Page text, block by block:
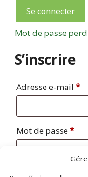
Se connecter
Mot de passe
S’inscrire
Adresse e-mail *
Mot de passe*